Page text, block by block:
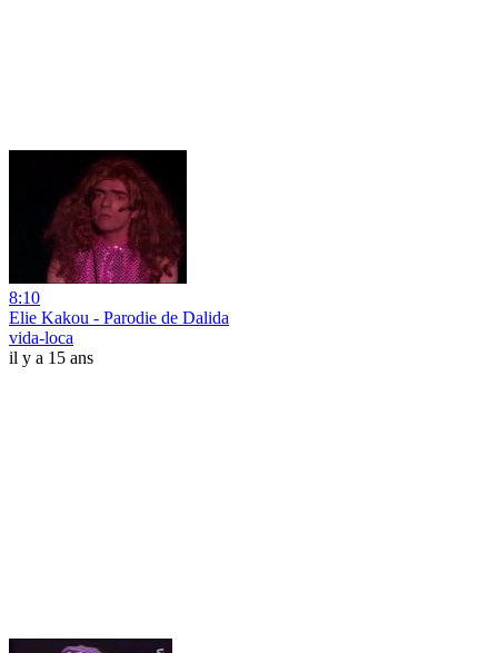
8:10
Elie Kakou - Parodie de Dalida
vida-loca
il y a 15 ans